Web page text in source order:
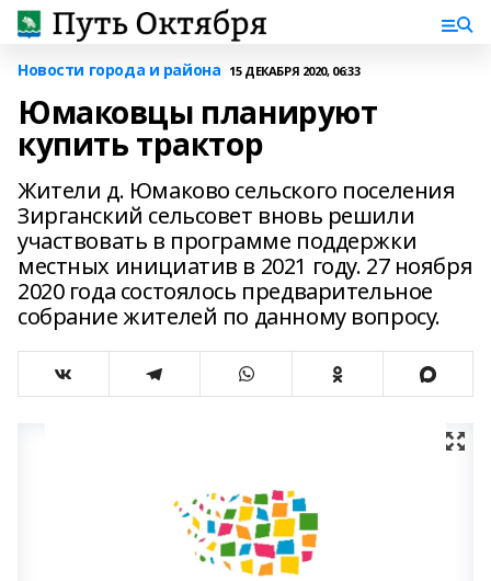
Новости города и района 15 ДЕКАБРЯ 2020, 06:33
Юмаковцы планируют
купить трактор
Жители д. Юмаково сельского поселения
Зирганский сельсовет вновь решили
участвовать в программе поддержки
местных инициатив в 2021 году. 27 ноября
2020 года состоялось предварительное
собрание жителей по данному вопросу.